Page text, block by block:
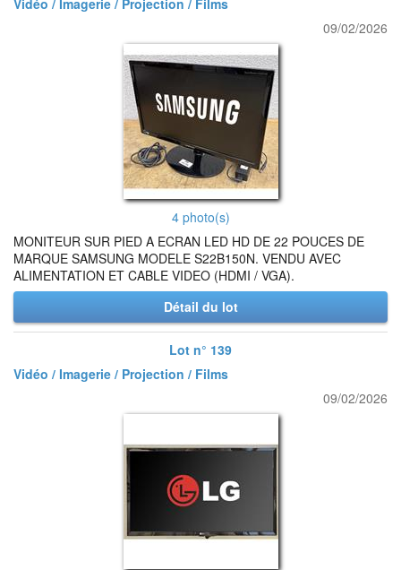
Vidéo / Imagerie / Projection / Films
09/02/2026
4 photo(s)
MONITEUR SUR PIED A ECRAN LED HD DE 22 POUCES DE
MARQUE SAMSUNG MODELE S22B150N. VENDU AVEC
ALIMENTATION ET CABLE VIDEO (HDMI / VGA).
Détail du lot
Lot n° 139
Vidéo / Imagerie / Projection / Films
09/02/2026